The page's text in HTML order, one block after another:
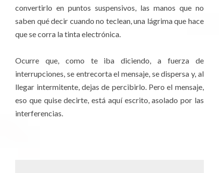
convertirlo en puntos suspensivos, las manos que no
saben qué decir cuando no teclean, una lágrima que hace
que se corra la tinta electrónica.
Ocurre que, como te iba diciendo, a fuerza de
interrupciones, se entrecorta el mensaje, se dispersa y, al
llegar intermitente, dejas de percibirlo. Pero el mensaje,
eso que quise decirte, está aquí escrito, asolado por las
interferencias.